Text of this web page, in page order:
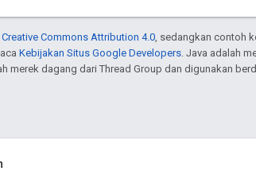
Commons Attribution 4.0, sedangkan contoh
Kebijakan Situs Google Developers. Java adalah
merek dagang dari Thread Group dan digunakan